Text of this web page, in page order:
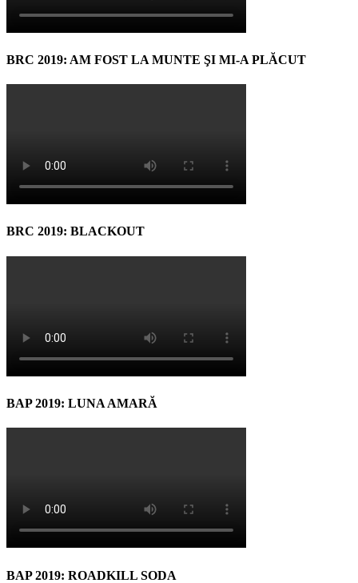
BRC 2019: AM FOST LA MUNTE ŞI MI-A PLĂCUT
BRC 2019: BLACKOUT
BAP 2019: LUNA AMARĂ
BAP 2019: ROADKILL SODA